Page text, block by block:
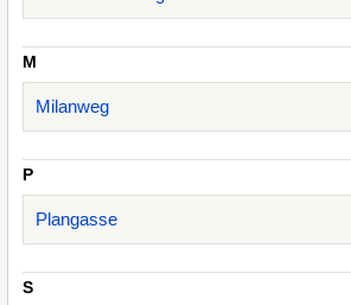
M
Milanweg
P
Plangasse
S